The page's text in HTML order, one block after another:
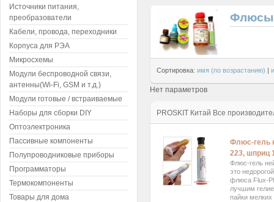
Флюсы
Сортировка: имя (по возрастанию) |
Нет параметров
PROSKIT Китай Все
Флюс-гель
223, шприц
Флюс-гель
это
флюса Flux-
лучшим
пайки
Источники питания,
преобразователи
Кабели, провода, переходники
Корпуса для РЭА
Микросхемы
Модули беспроводной связи,
антенны(Wi-Fi, GSM и т.д.)
Модули готовые / встраиваемые
Наборы для сборки DIY
Оптоэлектроника
Пассивные компоненты
Полупроводниковые приборы
Программаторы
Термокомпоненты
Товары для дома